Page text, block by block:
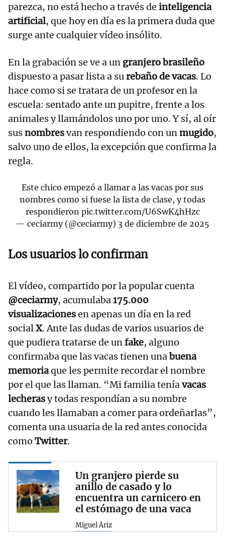
parezca, no está hecho a través de inteligencia
artificial, que hoy en día es la primera duda que
surge ante cualquier vídeo insólito.
En la grabación se ve a un granjero brasileño
dispuesto a pasar lista a surebaño de vacas. Lo
hace como si se tratara de un profesor en la
escuela: sentado ante un pupitre, frente a los
animales y llamándolos uno por uno. Y sí, al oír
susnombresvan respondiendo con unmugido,
salvo uno de ellos, la excepción que confirma la
regla.
Este chico empezó a llamar a las vacas por sus
nombres como si fuese la lista de clase, y todas
respondieron pic.twitter.com/U6SwK4hHzc
— ceciarmy (@ceciarmy) 3 de diciembre de 2025
Los usuarios lo confirman
El vídeo, compartido por la popular cuenta
@ceciarmy, acumulaba175.000
visualizacionesen apenas un día en la red
socialX. Ante las dudas de varios usuarios de
que pudiera tratarse de unfake, alguno
confirmaba que las vacas tienen unabuena
memoriaque les permite recordar el nombre
por el que las llaman. “Mi familia teníavacas
lecherasy todas respondían a su nombre
cuando les llamaban a comer para ordeñarlas”,
comenta una usuaria de la red antes conocida
como Twitter.
Un granjero pierde su
anillo de casado y lo
encuentra un carnicero en
el estómago de una vaca
Miguel Áriz